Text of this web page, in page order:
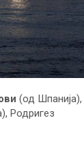
(од Шпанија),
Родригез